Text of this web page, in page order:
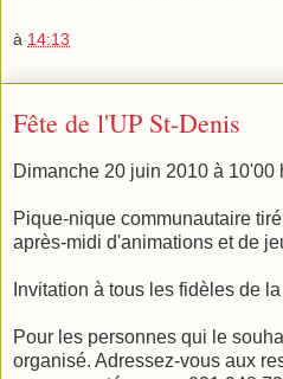
à 14:13
Fête de l'UP St-Denis
Dimanche 20 juin 2010 à 10'00
Pique-nique communautaire
après-midi d'animations et de
Invitation à tous les fidèles de
Pour les personnes qui le
organisé. Adressez-vous aux